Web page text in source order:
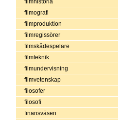
filmhistoria
filmografi
filmproduktion
filmregissörer
filmskådespelare
filmteknik
filmundervisning
filmvetenskap
filosofer
filosofi
finansväsen